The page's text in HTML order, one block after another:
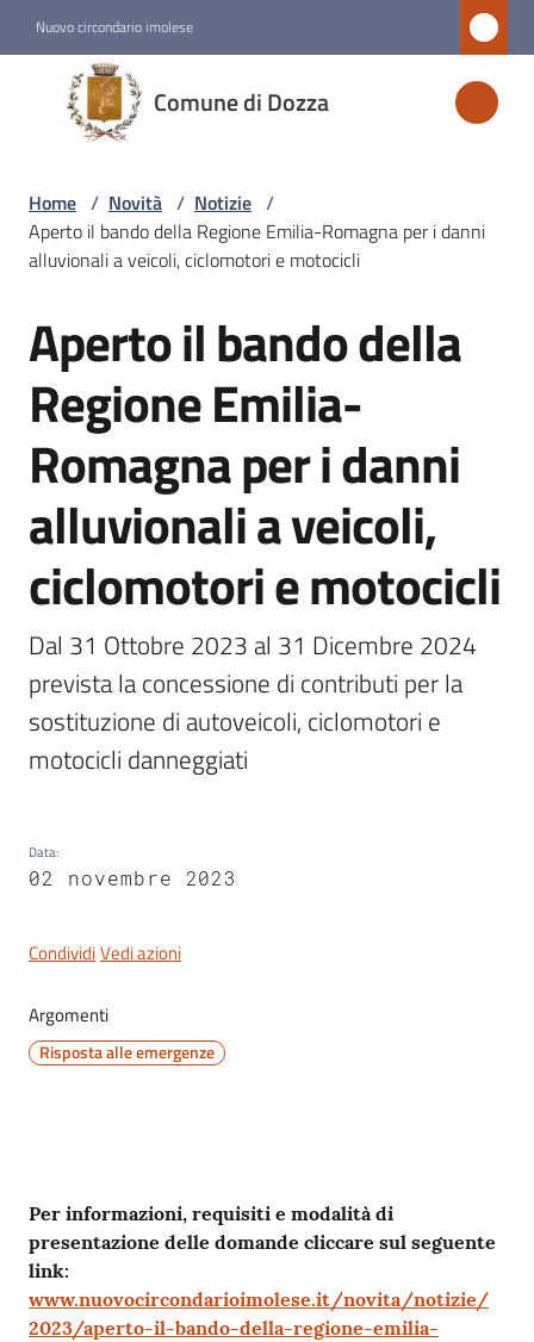
Nuovo circondario imolese
Comune di Dozza
Comune
di
Dozza
Amministrazione
Novità
Menu selezionato
Servizi
Vivere
Dozza
Servizi
on-
line
Seguici
su
Home / Novità / Notizie /
Aperto il bando della Regione Emilia-Romagna per i danni
alluvionali a veicoli, ciclomotori e motocicli
Salta al contenuto
Aperto il bando della
Regione Emilia-
Romagna per i danni
alluvionali a veicoli,
ciclomotori e motocicli
Dal 31 Ottobre 2023 al 31 Dicembre 2024
prevista la concessione di contributi per la
sostituzione di autoveicoli, ciclomotori e
motocicli danneggiati
Data:
02 novembre 2023
CondividiVedi azioni
Argomenti
Risposta alle emergenze
Contenuto
Per informazioni, requisiti e modalità di
presentazione delle domande cliccare sul seguente
link:
www.nuovocircondarioimolese.it/novita/notizie/
2023/aperto-il-bando-della-regione-emilia-